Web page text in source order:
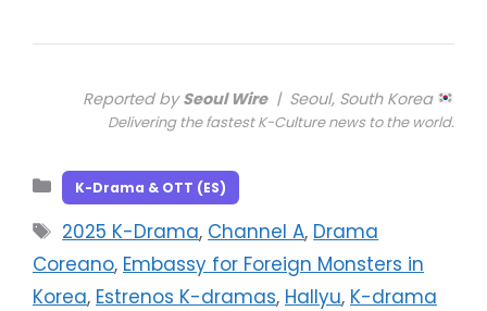
Reported bySeoul Wire| Seoul, South Korea
Delivering the fastest K-Culture news to the world.
Categorías
K-Drama & OTT (ES)
Etiquetas
2025 K-Drama, Channel A, Drama
Coreano, Embassy for Foreign Monsters in
Korea, Estrenos K-dramas, Hallyu, K-drama